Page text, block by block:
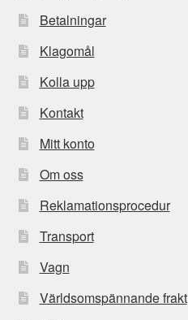
Betalningar
Klagomål
Kolla upp
Kontakt
Mitt konto
Om oss
Reklamationsprocedur
Transport
Vagn
Världsomspännande frakt